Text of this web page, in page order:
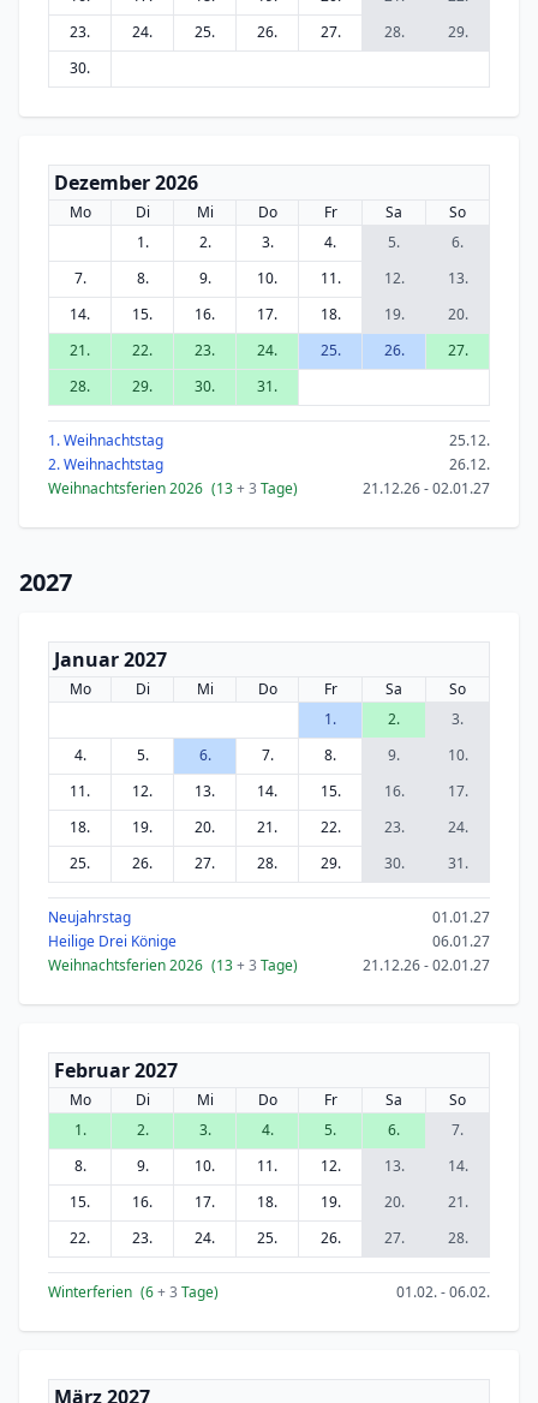
23.
24. 25. 26. 27. 28.
29.
30.
Dezember 2026
Mo Di Mi Do Fr Sa
So
1.
2. 3. 4. 5.
6.
7.
8. 9. 10. 11. 12.
13.
14.
15. 16. 17. 18. 19.
20.
21.
22. 23. 24. 25. 26.
27.
28.
29. 30. 31.
1. Weihnachtstag
25.12.
2. Weihnachtstag
26.12.
Weihnachtsferien 2026 (13+ 3 Tage) 21.12.26 - 02.01.27
2027
Januar 2027
Mo Di Mi Do Fr Sa
So
1.
2.
3.
4.
5. 6. 7. 8. 9.
10.
11.
12. 13. 14. 15. 16.
17.
18.
19. 20. 21. 22. 23.
24.
25.
26. 27. 28. 29. 30. 31.
Neujahrstag
01.01.27
Heilige Drei Könige
06.01.27
Weihnachtsferien 2026 (13+ 3 Tage) 21.12.26 - 02.01.27
Februar 2027
Mo Di Mi Do Fr Sa
So
1.
2. 3. 4. 5. 6.
7.
8.
9. 10. 11. 12. 13.
14.
15.
16. 17. 18. 19. 20.
21.
22.
23. 24. 25. 26. 27. 28.
Winterferien (6+ 3 Tage) 01.02. - 06.02.
März 2027